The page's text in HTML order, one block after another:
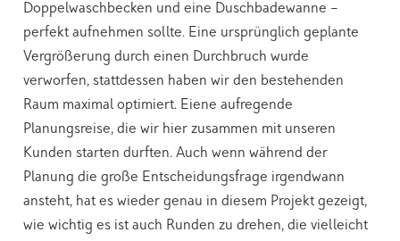
Doppelwaschbecken und eine Duschbadewanne –
perfekt aufnehmen sollte. Eine ursprünglich geplante
Vergrößerung durch einen Durchbruch wurde
verworfen, stattdessen haben wir den bestehenden
Raum maximal optimiert. Eiene aufregende
Planungsreise, die wir hier zusammen mit unseren
Kunden starten durften. Auch wenn während der
Planung die große Entscheidungsfrage irgendwann
ansteht, hat es wieder genau in diesem Projekt gezeigt,
wie wichtig es ist auch Runden zu drehen, die vielleicht